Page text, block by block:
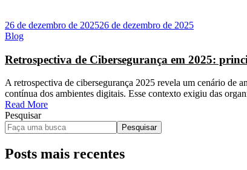
26 de dezembro de 202526 de dezembro de 2025
Blog
Retrospectiva de Cibersegurança em 2025:
A retrospectiva de cibersegurança 2025 revela um cenário de
contínua dos ambientes digitais. Esse contexto exigiu das
Read More
Pesquisar
Pesquisar
Posts mais recentes